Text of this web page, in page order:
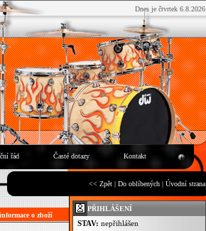
Dnes je čtvrtek 6.8.2026
řád Časté dotazy Kontakt
<< Zpět | Do oblíbených | Úvodní strana
o zboží
PŘIHLÁŠENÍ
STAV: nepřihlášen